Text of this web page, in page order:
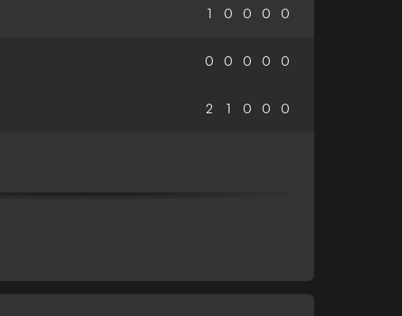
1 0 0 0 0
0 0 0 0 0
2 1 0 0 0